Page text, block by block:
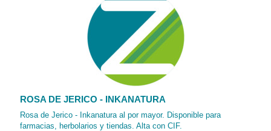
ROSA DE JERICO - INKANATURA
Rosa de Jerico - Inkanatura al por mayor. Disponible para
farmacias, herbolarios y tiendas. Alta con CIF.